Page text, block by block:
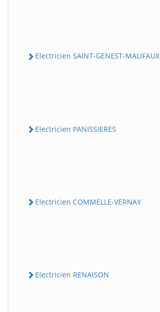
Electricien SAINT-GENEST-MALIFAUX
Electricien PANISSIERES
Electricien COMMELLE-VERNAY
Electricien RENAISON